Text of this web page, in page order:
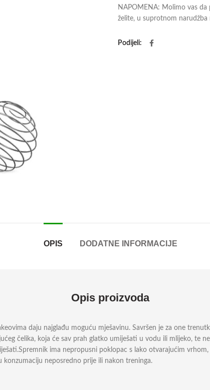
NAPOMENA: Molimo vas da
želite, u suprotnom narudžba
Podijeli
OPIS DODATNE INFORMACIJE
Opis proizvoda
daju najglađu moguću mješavinu. Savršen je za one
čelika, koja će sav prah glatko umiješati u vodu ili mlijeko, te
ima nepropusni poklopac s lako otvarajućim
konzumaciju neposredno prije ili nakon treninga.